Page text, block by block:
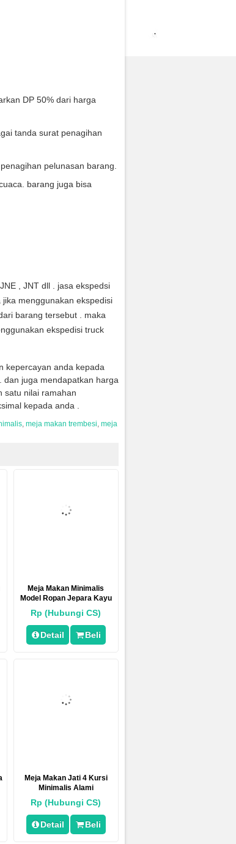
DP 50% dari harga
tanda surat penagihan
pelunasan barang.
barang juga bisa
, JNT dll . jasa ekspedsi
menggunakan ekspedisi
barang tersebut . maka
ekspedisi truck
kepercayan anda kepada
juga mendapatkan harga
satu nilai ramahan
kepada anda .
, meja makan trembesi, meja
Meja Makan Minimalis
Model Ropan Jepara Kayu
Jati
Rp (Hubungi CS)
Detail Beli
Meja Makan Jati 4 Kursi
Minimalis Alami
Rp (Hubungi CS)
Detail Beli